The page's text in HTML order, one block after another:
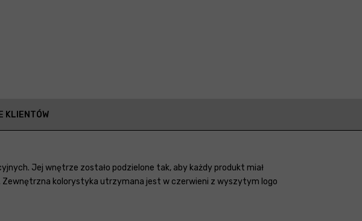
KLIENTÓW
Jej wnętrze zostało podzielone tak, aby każdy produkt miał
kolorystyka utrzymana jest w czerwieni z wyszytym logo